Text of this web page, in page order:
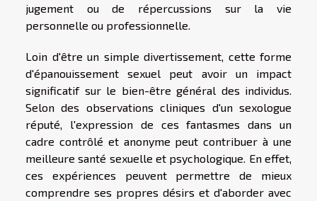
jugement ou de répercussions sur la vie
personnelle ou professionnelle.
Loin d'être un simple divertissement, cette forme
d'épanouissement sexuel peut avoir un impact
significatif sur le bien-être général des individus.
Selon des observations cliniques d'un sexologue
réputé, l'expression de ces fantasmes dans un
cadre contrôlé et anonyme peut contribuer à une
meilleure santé sexuelle et psychologique. En effet,
ces expériences peuvent permettre de mieux
comprendre ses propres désirs et d'aborder avec